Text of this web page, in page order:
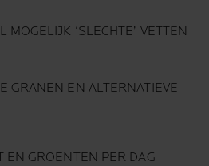
MOGELIJK ‘SLECHTE’ VETTEN
GRANEN EN ALTERNATIEVE
EN GROENTEN PER DAG